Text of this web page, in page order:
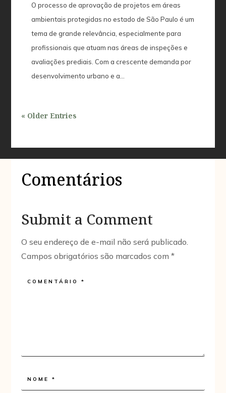
O processo de aprovação de projetos em áreas
ambientais protegidas no estado de São Paulo é um
tema de grande relevância, especialmente para
profissionais que atuam nas áreas de inspeções e
avaliações prediais. Com a crescente demanda por
desenvolvimento urbano e a…
« Older Entries
Comentários
Submit a Comment
O seu endereço de e-mail não será publicado.
Campos obrigatórios são marcados com*